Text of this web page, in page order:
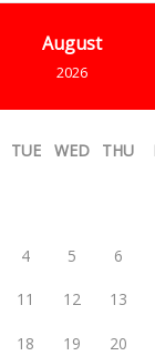
August
2026
TUE WED THU
4 5 6
11 12 13
18 19 20